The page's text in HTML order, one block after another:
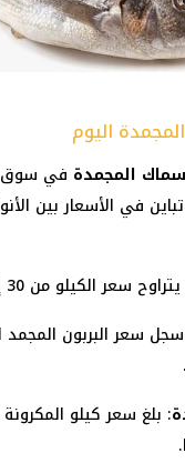
اليوم
المجمدة في سوق
في الأسعاربين
سعر الكيلو من 30 إلى 50 جنيهًا.
: بلغ سعر كيلو